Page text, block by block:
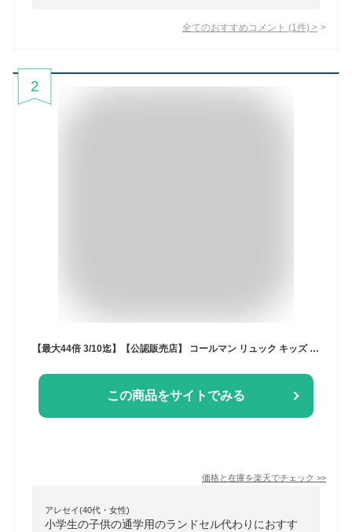
全てのおすすめコメント (1 件) >
2
【最大44倍 3/10迄】【公認販売店】 コールマン リュック キッズ 子供 男の子 女の子 通学 大容量 Coleman ランドセルリュック ランドセル型 リュックサック 小学生 ランリュック 軽量 丈夫 こども A4 16L WALKER ウォーカーウィズ
この商品をサイトでみる
価格と在庫を楽天でチェック >>
アレセイ(40代・女性)
小学生の子供の通学用のランドセル代わりにおすす